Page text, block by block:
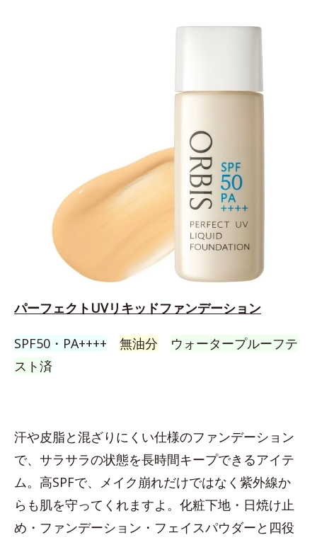
パーフェクトUVリキッドファンデーション
SPF50・PA++++ 無油分
ウォータープルーフテ
スト済
汗や皮脂と混ざりにくい仕様のファンデーション
で、サラサラの状態を長時間キープできるアイテ
ム。高SPFで、メイク崩れだけではなく紫外線か
らも肌を守ってくれますよ。化粧下地・日焼け止
め・ファンデーション・フェイスパウダーと四役